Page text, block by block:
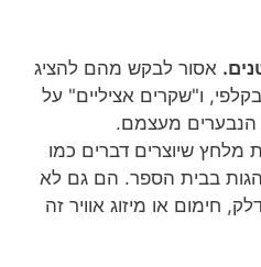
אסור לבקש מהם להציג
ו"שקרים אציליים" על
הנבערים מעצמם.
מלחץ שיוצרים דברים כמו
בבית הספר. הם גם לא
חימום או מיזוג אוויר זה